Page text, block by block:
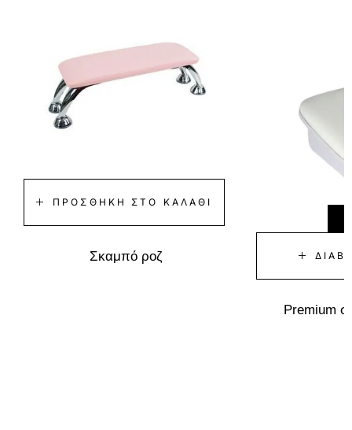
ΠΡΟΣΘΉΚΗ ΣΤΟ ΚΑΛΆΘΙ
Σκαμπό ροζ
Premium